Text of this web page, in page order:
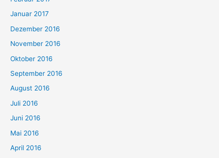
Januar 2017
Dezember 2016
November 2016
Oktober 2016
September 2016
August 2016
Juli 2016
Juni 2016
Mai 2016
April 2016